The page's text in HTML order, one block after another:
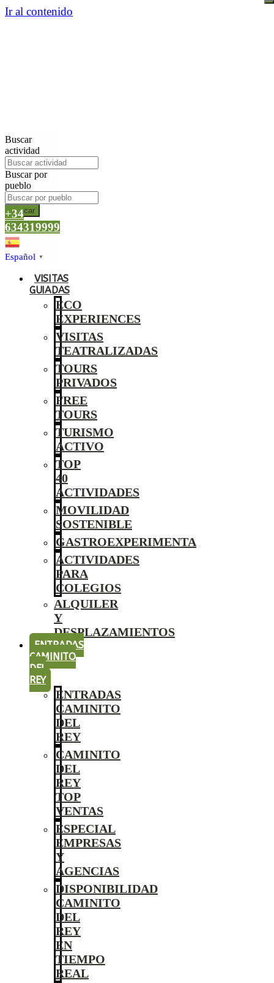
Ir al contenido
Buscar
actividad
Buscar por
pueblo
Buscar
+34
634319999
Español ▼
VISITAS
GUIADAS
ECO
EXPERIENCES
VISITAS
TEATRALIZADAS
TOURS
PRIVADOS
FREE
TOURS
TURISMO
ACTIVO
TOP
40
ACTIVIDADES
MOVILIDAD
SOSTENIBLE
GASTROEXPERIMENTA
ACTIVIDADES
PARA
COLEGIOS
ALQUILER
Y
DESPLAZAMIENTOS
ENTRADAS
CAMINITO
DEL
REY
ENTRADAS
CAMINITO
DEL
REY
CAMINITO
DEL
REY
TOP
VENTAS
ESPECIAL
EMPRESAS
Y
AGENCIAS
DISPONIBILIDAD
CAMINITO
DEL
REY
EN
TIEMPO
REAL